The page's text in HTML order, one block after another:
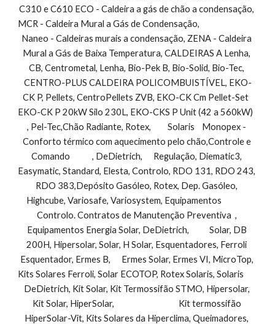
C310 e C610 ECO - Caldeira a gás de chão a condensação,
MCR - Caldeira Mural a Gás de Condensação,
Naneo - Caldeiras murais a condensação, ZENA - Caldeira
Mural a Gás de Baixa Temperatura, CALDEIRAS A Lenha,
CB, Centrometal, Lenha, Bio-Pek B, Bio-Solid, Bio-Tec,
CENTRO-PLUS CALDEIRA POLICOMBUISTÍVEL, EKO-
CK P, Pellets, CentroPellets ZVB, EKO-CK Cm Pellet-Set
EKO-CK P 20kW Silo 230L, EKO-CKS P Unit (42 a 560kW)
, Pel-Tec,Chão Radiante, Rotex,         Solaris    Monopex -
Conforto térmico com aquecimento pelo chão,Controle e
Comando            , DeDietrich,      Regulação, Diematic3,
Easymatic, Standard, Elesta, Controlo, RDO 131, RDO 243,
RDO 383,Depósito Gasóleo, Rotex, Dep. Gasóleo,
Highcube, Variosafe, Variosystem, Equipamentos
Controlo. Contratos de Manutenção Preventiva  ,
Equipamentos Energia Solar, DeDietrich,           Solar, DB
200H, Hipersolar, Solar, H Solar, Esquentadores, Ferroli
Esquentador, Ermes B,      Ermes Solar, Ermes VI, MicroTop,
Kits Solares Ferroli, Solar ECOTOP, Rotex Solaris, Solaris
DeDietrich, Kit Solar, Kit Termossifão STMO, Hipersolar,
Kit Solar, HiperSolar,                                   Kit termossifão
HiperSolar-Vit, Kits Solares da Hiperclima, Queimadores,